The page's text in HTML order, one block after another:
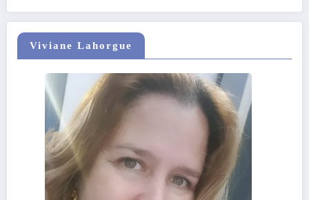
Viviane Lahorgue